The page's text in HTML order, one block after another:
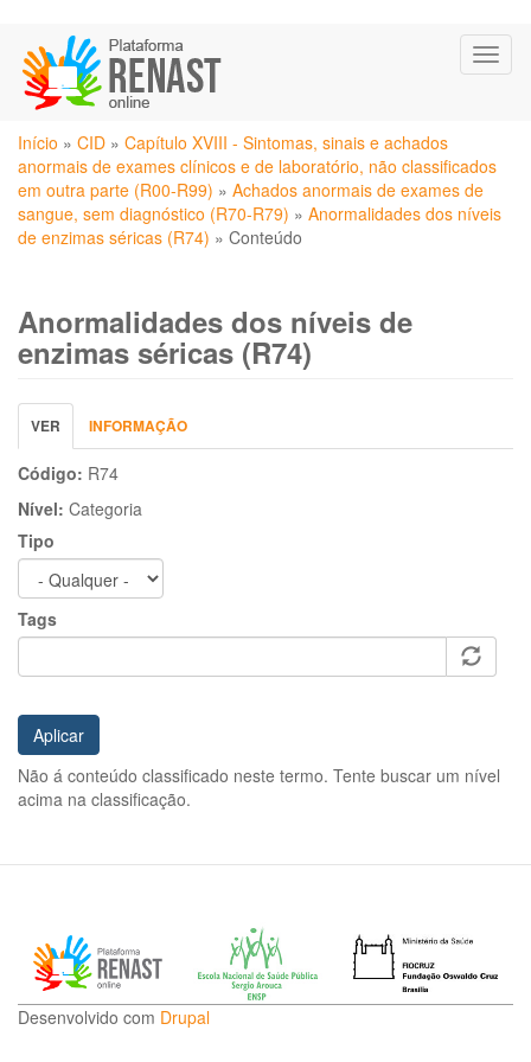
para
conteúdo
principal
Você
está
aqui
Início » CID » Capítulo XVIII - Sintomas, sinais e achados
anormais de exames clínicos e de laboratório, não classificados
em outra parte (R00-R99) » Achados anormais de exames de
sangue, sem diagnóstico (R70-R79) » Anormalidades dos níveis
de enzimas séricas (R74) » Conteúdo
Anormalidades dos níveis de
enzimas séricas (R74)
Abas
primárias
VER (ABA
ATIVA)
INFORMAÇÃO
Código: R74
Nível: Categoria
Tipo
Tags
Aplicar
Não á conteúdo classificado neste termo. Tente buscar um nível
acima na classificação.
Desenvolvido com Drupal